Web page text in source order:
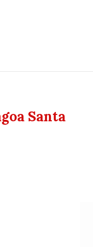
Santa